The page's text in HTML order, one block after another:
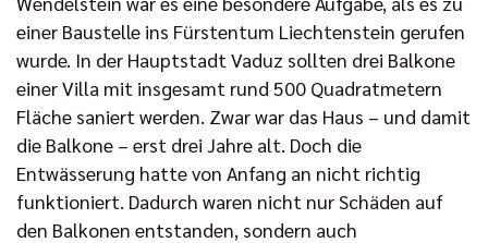
einer Baustelle ins Fürstentum Liechtenstein gerufen
wurde. In der Hauptstadt Vaduz sollten drei Balkone
einer Villa mit insgesamt rund 500 Quadratmetern
Fläche saniert werden. Zwar war das Haus – und damit
die Balkone – erst drei Jahre alt. Doch die
Entwässerung hatte von Anfang an nicht richtig
funktioniert. Dadurch waren nicht nur Schäden auf
den Balkonen entstanden, sondern auch